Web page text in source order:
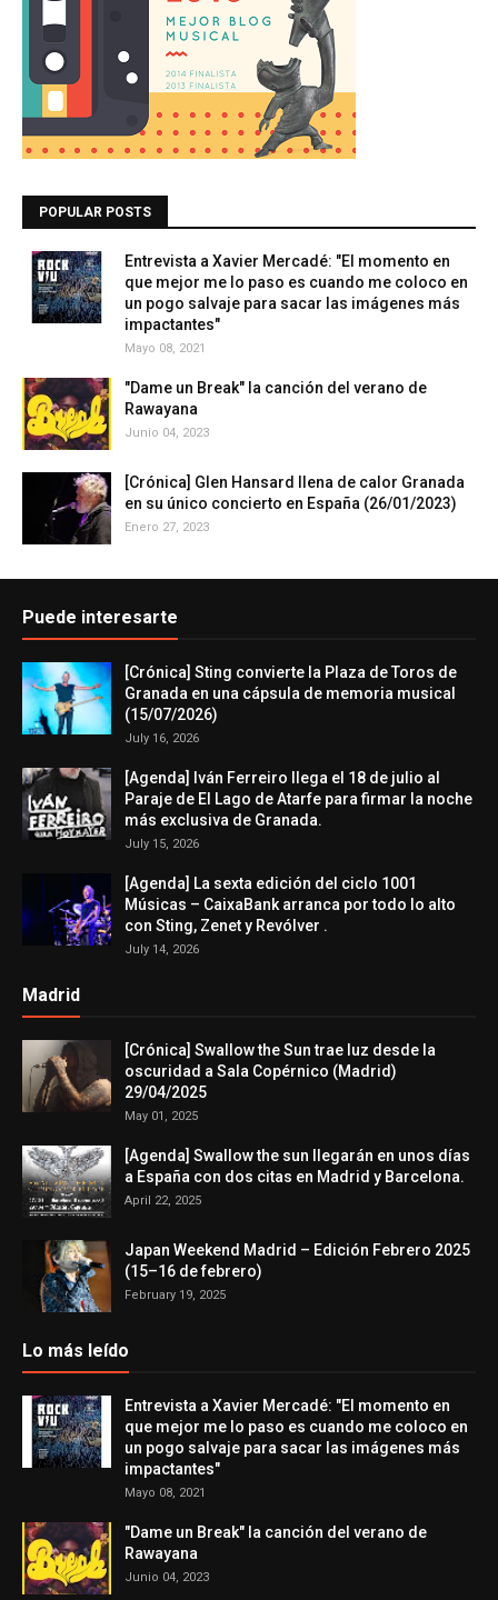
POPULAR POSTS
Entrevista a Xavier Mercadé: "El momento en
que mejor me lo paso es cuando me coloco en
un pogo salvaje para sacar las imágenes más
impactantes"
Mayo 08, 2021
"Dame un Break" la canción del verano de
Rawayana
Junio 04, 2023
[Crónica] Glen Hansard llena de calor Granada
en su único concierto en España (26/01/2023)
Enero 27, 2023
Puede interesarte
[Crónica] Sting convierte la Plaza de Toros de
Granada en una cápsula de memoria musical
(15/07/2026)
July 16, 2026
[Agenda] Iván Ferreiro llega el 18 de julio al
Paraje de El Lago de Atarfe para firmar la noche
más exclusiva de Granada.
July 15, 2026
[Agenda] La sexta edición del ciclo 1001
Músicas – CaixaBank arranca por todo lo alto
con Sting, Zenet y Revólver .
July 14, 2026
Madrid
[Crónica] Swallow the Sun trae luz desde la
oscuridad a Sala Copérnico (Madrid)
29/04/2025
May 01, 2025
[Agenda] Swallow the sun llegarán en unos días
a España con dos citas en Madrid y Barcelona.
April 22, 2025
Japan Weekend Madrid – Edición Febrero 2025
(15–16 de febrero)
February 19, 2025
Lo más leído
Entrevista a Xavier Mercadé: "El momento en
que mejor me lo paso es cuando me coloco en
un pogo salvaje para sacar las imágenes más
impactantes"
Mayo 08, 2021
"Dame un Break" la canción del verano de
Rawayana
Junio 04, 2023